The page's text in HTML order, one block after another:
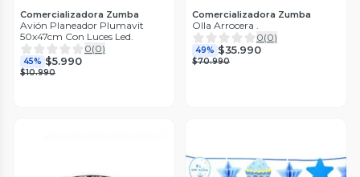
Comercializadora Zumba
Avión Planeador Plumavit
50x47cm Con Luces Led.
0(0)
45% $5.990
$10.990
Comercializadora Zumba
Olla Arrocera .
0(0)
49% $35.990
$70.990